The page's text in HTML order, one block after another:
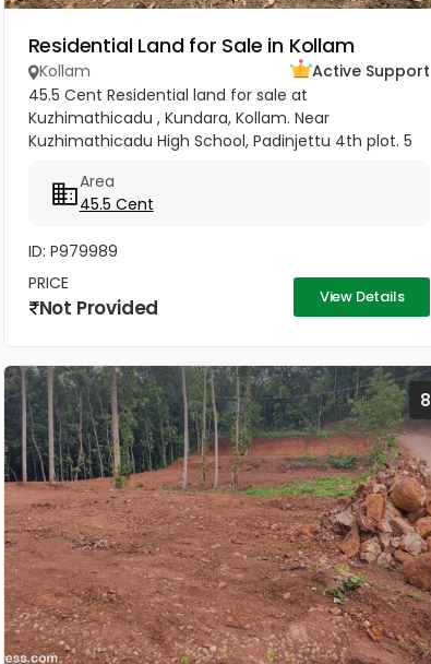
Residential Land for Sale in Kollam
Kollam
Active Support
45.5 Cent Residential land for sale at
Kuzhimathicadu , Kundara, Kollam. Near
Kuzhimathicadu High School, Padinjettu 4th plot. 5
Rate Per cent 3.10 Lakhs Negotiable
Area
45.5 Cent
ID: P979989
PRICE
Not Provided View Details
8